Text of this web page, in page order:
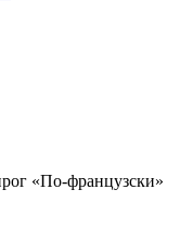
«По-французски»